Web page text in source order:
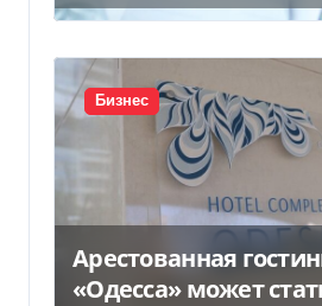
кто в лидерах
Бизнес
Арестованная
«Одесса» может